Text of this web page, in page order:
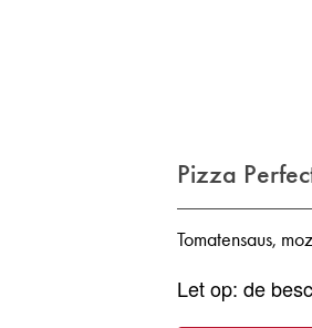
Pizza
Tomatensaus,
Let op: de